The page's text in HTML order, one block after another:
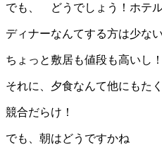
でも、 どうでしょう！ホテ
ディナーなんてする方は少な
ちょっと敷居も値段も高いし！
それに、夕食なんて他にもた
競合だらけ！
でも、朝はどうですかね